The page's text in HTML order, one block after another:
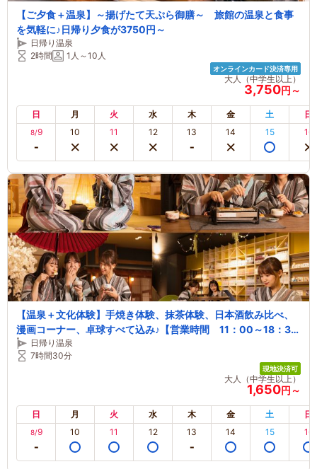
【ご夕食＋温泉】～揚げたて天ぷら御膳～ 旅館の温泉と食事
を気軽に♪日帰り夕食が3750円～
日帰り温泉
2時間
1人～10人
オンラインカード決済専用
大人（中学生以上）
3,750円～
日 月 火 水 木 金 土 日
8/9 10 11 12 13 14 15 16
【温泉＋文化体験】手焼き体験、抹茶体験、日本酒飲み比べ、
漫画コーナー、卓球すべて込み♪【営業時間 11：00～18：3
0】日帰り温泉
7時間30分
現地決済可
大人（中学生以上）
1,650円～
日 月 火 水 木 金 土 日
8/9 10 11 12 13 14 15 16